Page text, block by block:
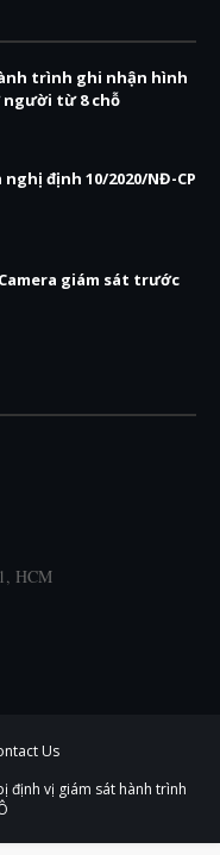
trình ghi nhận hình
người từ 8 chỗ
định 10/2020/NĐ-CP
giám sát trước
HCM
Us
định vị giám sát hành trình